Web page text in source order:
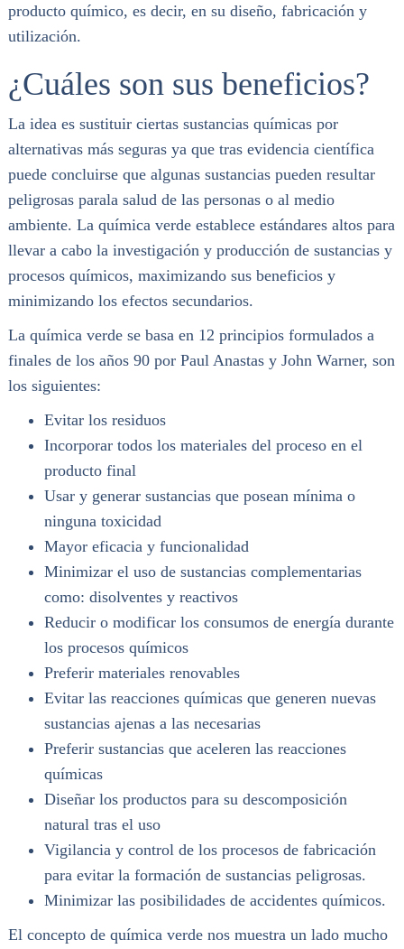
producto químico, es decir, en su diseño, fabricación y
utilización.
¿Cuáles son sus beneficios?
La idea es sustituir ciertas sustancias químicas por
alternativas más seguras ya que tras evidencia científica
puede concluirse que algunas sustancias pueden resultar
peligrosas parala salud de las personas o al medio
ambiente. La química verde establece estándares altos para
llevar a cabo la investigación y producción de sustancias y
procesos químicos, maximizando sus beneficios y
minimizando los efectos secundarios.
La química verde se basa en 12 principios formulados a
finales de los años 90 por Paul Anastas y John Warner, son
los siguientes:
Evitar los residuos
Incorporar todos los materiales del proceso en el
producto final
Usar y generar sustancias que posean mínima o
ninguna toxicidad
Mayor eficacia y funcionalidad
Minimizar el uso de sustancias complementarias
como: disolventes y reactivos
Reducir o modificar los consumos de energía durante
los procesos químicos
Preferir materiales renovables
Evitar las reacciones químicas que generen nuevas
sustancias ajenas a las necesarias
Preferir sustancias que aceleren las reacciones
químicas
Diseñar los productos para su descomposición
natural tras el uso
Vigilancia y control de los procesos de fabricación
para evitar la formación de sustancias peligrosas.
Minimizar las posibilidades de accidentes químicos.
El concepto de química verde nos muestra un lado mucho